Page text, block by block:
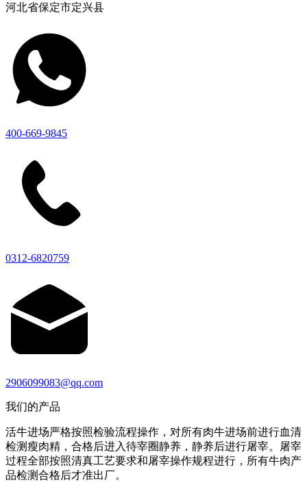
河北省保定市定兴县
400-669-9845
0312-6820759
2906099083@qq.com
我们的产品
活牛进场严格按照检验流程操作，对所有肉牛进场前进行血清
检测瘦肉精，合格后进入待宰圈静养，静养后进行屠宰。屠宰
过程全部按照清真工艺要求和屠宰操作规程进行，所有牛肉产
品检测合格后才准出厂。